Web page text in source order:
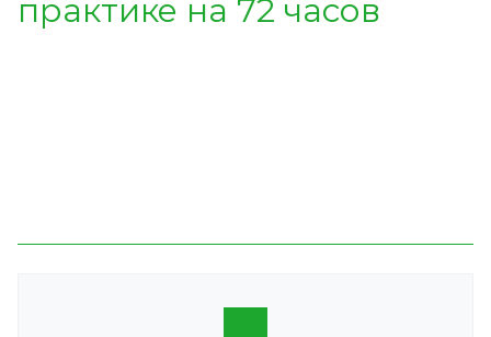
практике на 72 часов